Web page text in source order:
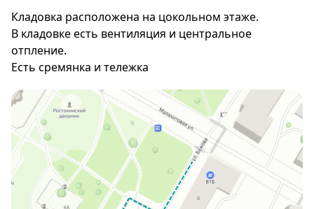
Кладовка расположена на цокольном этаже.
В кладовке есть вентиляция и центральное
отпление.